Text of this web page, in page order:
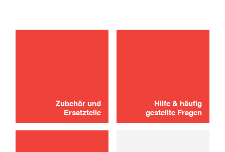
Zubehör und
Ersatzteile
Hilfe & häufig
gestellte Fragen
KONTAKT
verwenden